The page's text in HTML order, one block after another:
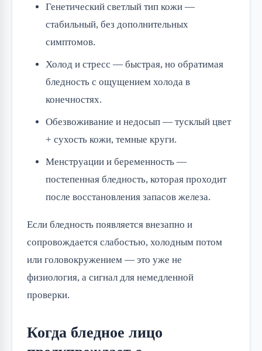
Генетический светлый тип кожи —
стабильный, без дополнительных
симптомов.
Холод и стресс — быстрая, но обратимая
бледность с ощущением холода в
конечностях.
Обезвоживание и недосып — тусклый цвет
+ сухость кожи, темные круги.
Менструации и беременность —
постепенная бледность, которая проходит
после восстановления запасов железа.
Если бледность появляется внезапно и
сопровождается слабостью, холодным потом
или головокружением — это уже не
физиология, а сигнал для немедленной
проверки.
Когда бледное лицо